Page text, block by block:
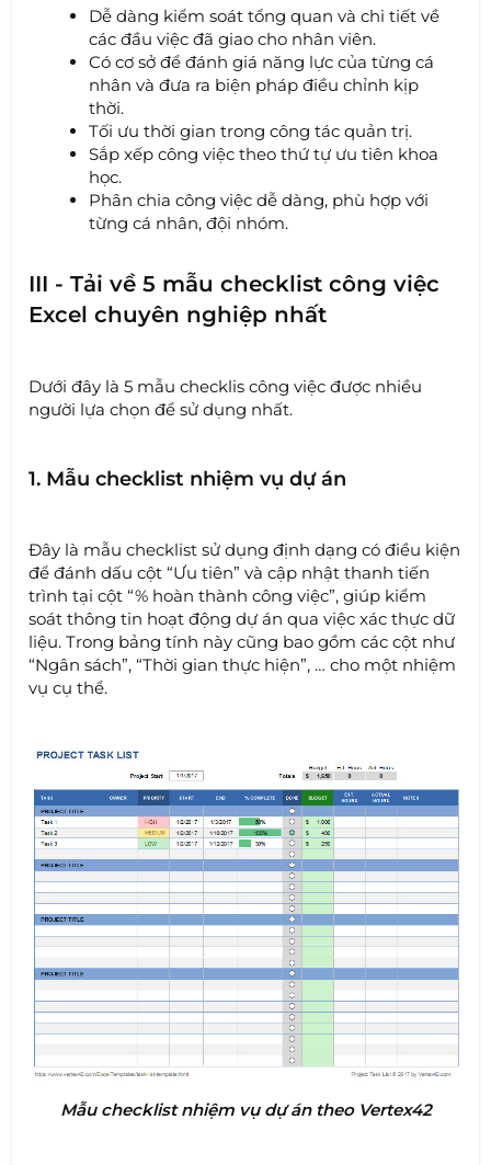
Dễ dàng kiểm soát tổng quan và chi tiết về
các đầu việc đã giao cho nhân viên.
Có cơ sở để đánh giá năng lực của từng cá
nhân và đưa ra biện pháp điều chỉnh kịp
thời.
Tối ưu thời gian trong công tác quản trị.
Sắp xếp công việc theo thứ tự ưu tiên khoa
học.
Phân chia công việc dễ dàng, phù hợp với
từng cá nhân, đội nhóm.
III - Tải về 5 mẫu checklist công việc
Excel chuyên nghiệp nhất
Dưới đây là 5 mẫu checklis công việc được nhiều
người lựa chọn để sử dụng nhất.
1. Mẫu checklist nhiệm vụ dự án
Đây là mẫu checklist sử dụng định dạng có điều kiện
để đánh dấu cột “Ưu tiên” và cập nhật thanh tiến
trình tại cột “% hoàn thành công việc”, giúp kiểm
soát thông tin hoạt động dự án qua việc xác thực dữ
liệu. Trong bảng tính này cũng bao gồm các cột như
“Ngân sách”, “Thời gian thực hiện”, … cho một nhiệm
vụ cụ thể.
Mẫu checklist nhiệm vụ dự án theo Vertex42